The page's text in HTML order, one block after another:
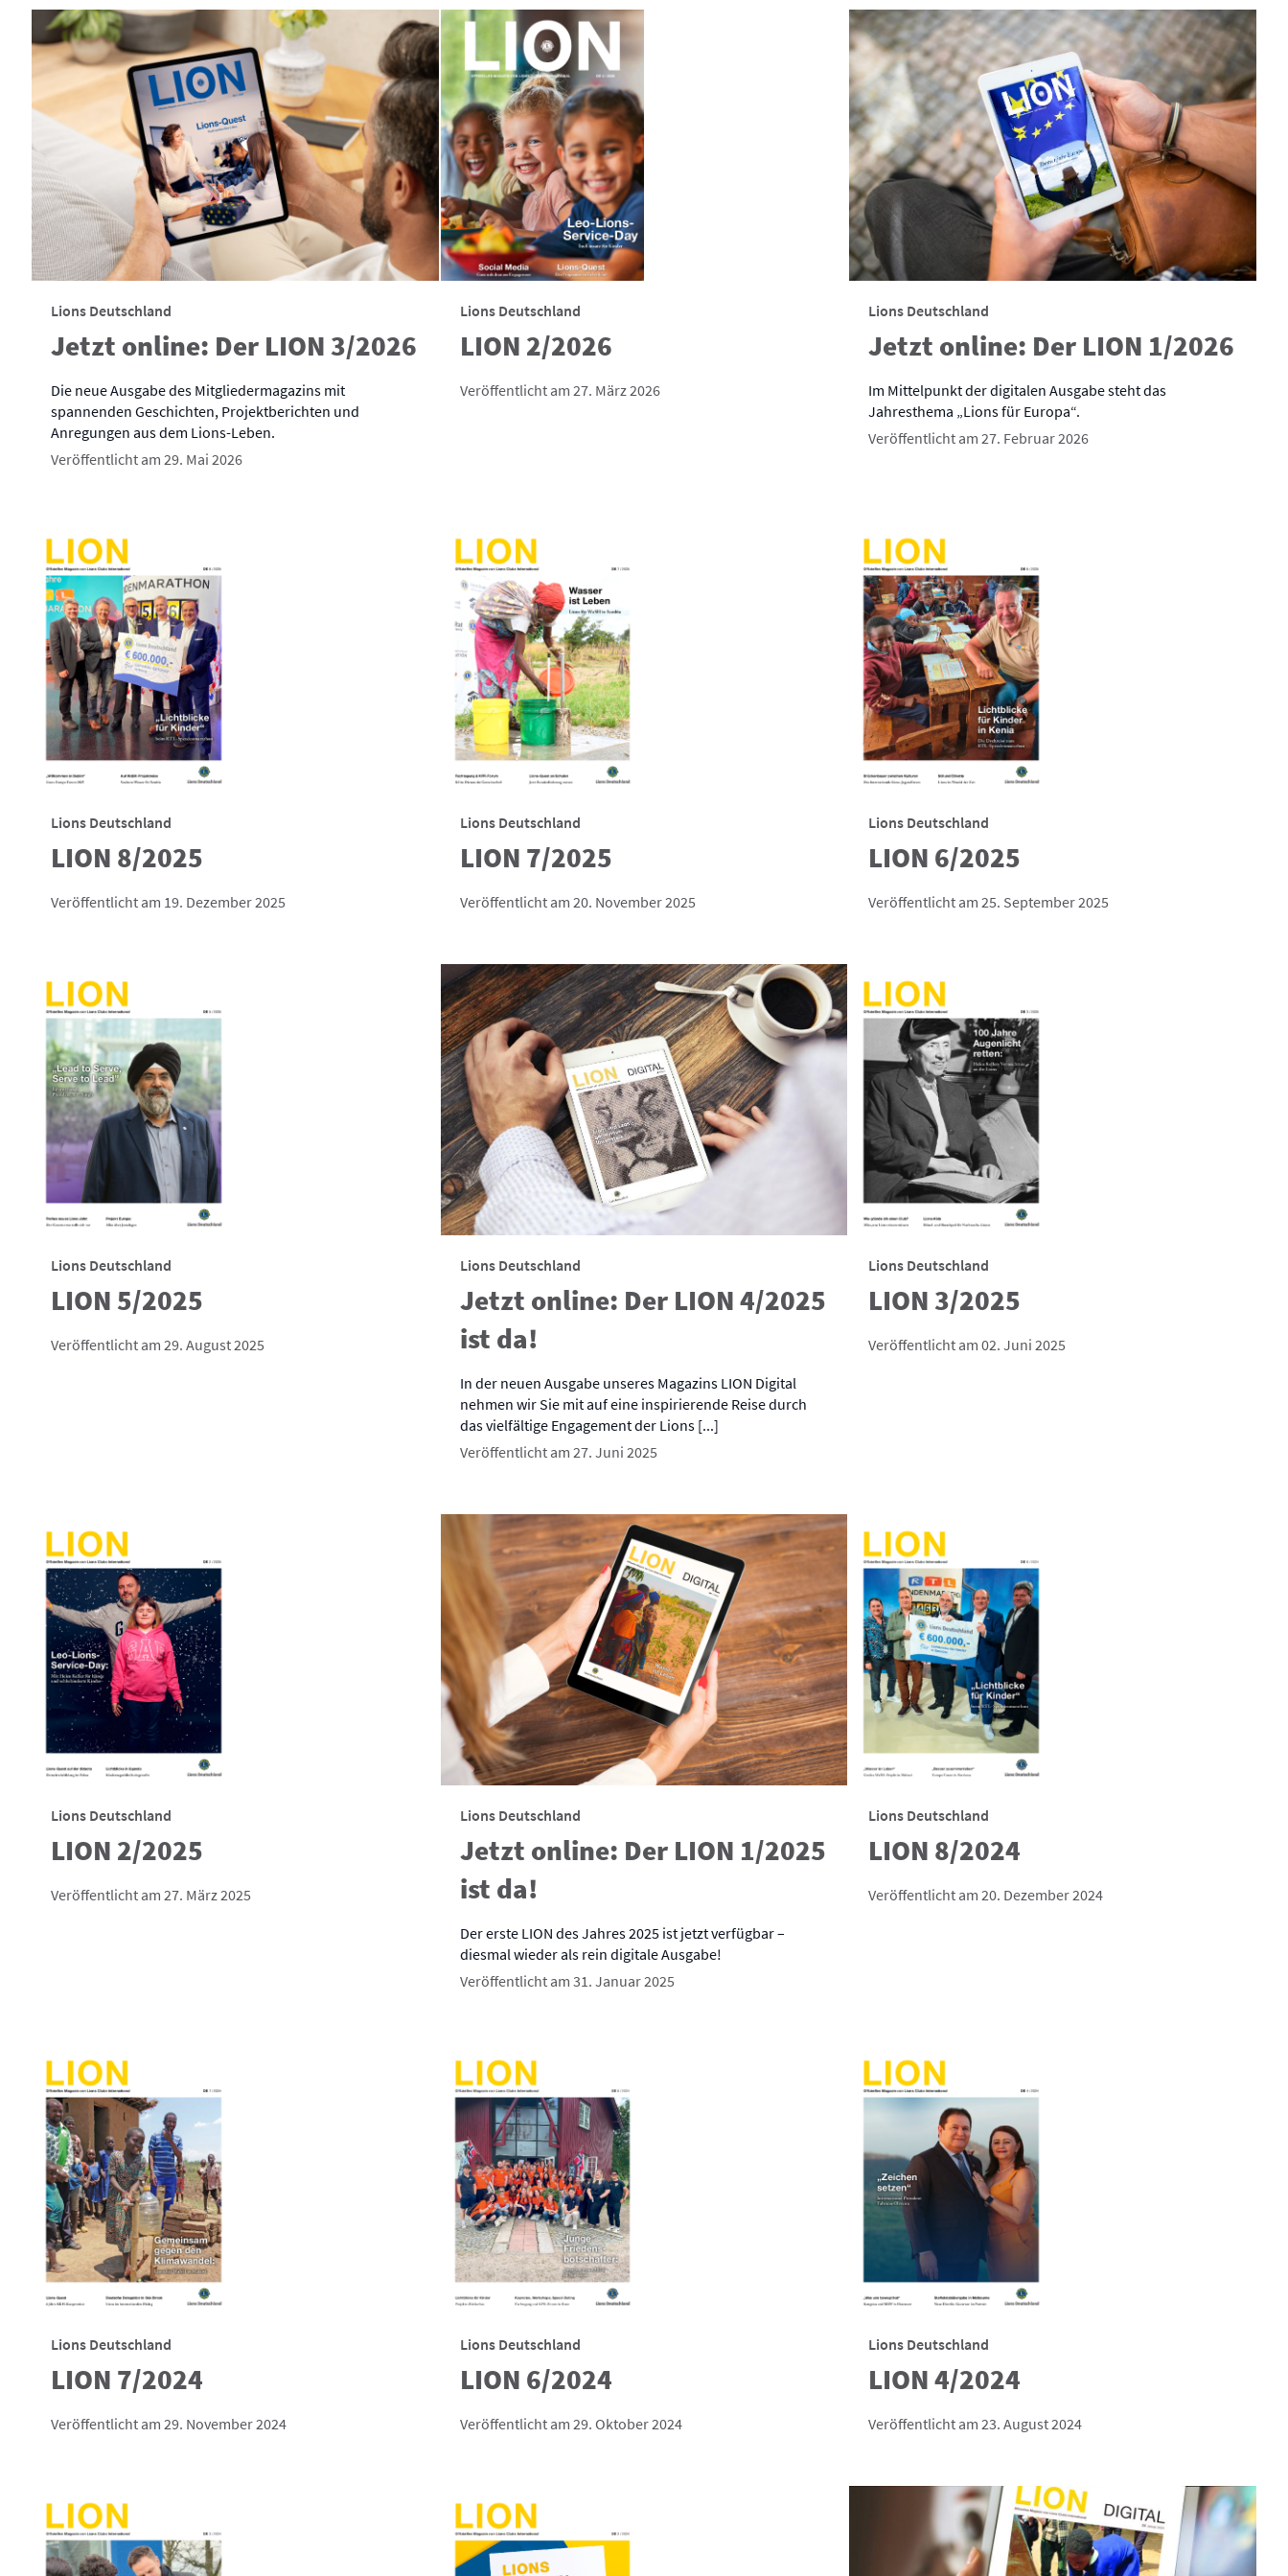
Lions Deutschland
Jetzt online: Der LION 3/2026
Die neue Ausgabe des Mitgliedermagazins mit
spannenden Geschichten, Projektberichten und
Anregungen aus dem Lions-Leben.
Veröffentlicht am 29. Mai 2026
Lions Deutschland
LION 2/2026
Veröffentlicht am 27. März 2026
Lions Deutschland
Jetzt online: Der LION 1/2026
Im Mittelpunkt der digitalen Ausgabe steht das
Jahresthema „Lions für Europa“.
Veröffentlicht am 27. Februar 2026
Lions Deutschland
LION 8/2025
Veröffentlicht am 19. Dezember 2025
Lions Deutschland
LION 7/2025
Veröffentlicht am 20. November 2025
Lions Deutschland
LION 6/2025
Veröffentlicht am 25. September 2025
Lions Deutschland
LION 5/2025
Veröffentlicht am 29. August 2025
Lions Deutschland
Jetzt online: Der LION 4/2025
ist da!
In der neuen Ausgabe unseres Magazins LION Digital
nehmen wir Sie mit auf eine inspirierende Reise durch
das vielfältige Engagement der Lions [...]
Veröffentlicht am 27. Juni 2025
Lions Deutschland
LION 3/2025
Veröffentlicht am 02. Juni 2025
Lions Deutschland
LION 2/2025
Veröffentlicht am 27. März 2025
Lions Deutschland
Jetzt online: Der LION 1/2025
ist da!
Der erste LION des Jahres 2025 ist jetzt verfügbar –
diesmal wieder als rein digitale Ausgabe!
Veröffentlicht am 31. Januar 2025
Lions Deutschland
LION 8/2024
Veröffentlicht am 20. Dezember 2024
Lions Deutschland
LION 7/2024
Veröffentlicht am 29. November 2024
Lions Deutschland
LION 6/2024
Veröffentlicht am 29. Oktober 2024
Lions Deutschland
LION 4/2024
Veröffentlicht am 23. August 2024